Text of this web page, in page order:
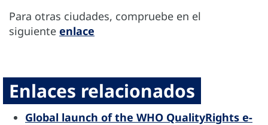
Para otras ciudades, compruebe en el
siguiente enlace
Enlaces relacionados
Global launch of the WHO QualityRights e-